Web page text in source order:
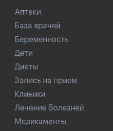
Аптеки
База врачей
Беременность
Дети
Диеты
Запись на прием
Клиники
Лечение болезней
Медикаменты